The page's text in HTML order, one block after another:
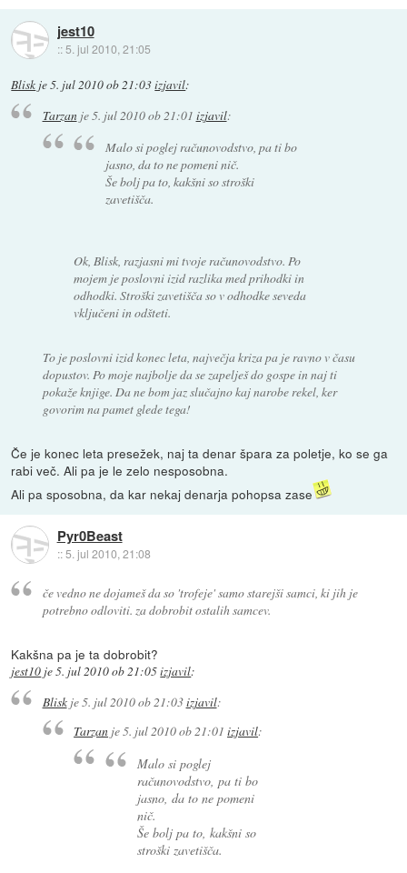
jest10
:: 5. jul 2010, 21:05
Blisk je5. jul 2010 ob 21:03izjavil:
Tarzanje5. jul 2010 ob 21:01 izjavil:
Malo si poglej računovodstvo, pa ti bo
jasno, da to ne pomeni nič.
Še bolj pa to, kakšni so stroški
zavetišča.
Ok, Blisk, razjasni mi tvoje računovodstvo. Po
mojem je poslovni izid razlika med prihodki in
odhodki. Stroški zavetišča so v odhodke seveda
vključeni in odšteti.
To je poslovni izid konec leta, največja kriza pa je ravno v času
dopustov. Po moje najbolje da se zapelješ do gospe in naj ti
pokaže knjige. Da ne bom jaz slučajno kaj narobe rekel, ker
govorim na pamet glede tega!
Če je konec leta presežek, naj ta denar špara za poletje, ko se ga
rabi več. Ali pa je le zelo nesposobna.
Ali pa sposobna, da kar nekaj denarja pohopsa zase
Pyr0Beast
::5. jul 2010, 21:08
če vedno ne dojameš da so 'trofeje' samo starejši samci, ki jih je
potrebno odloviti. za dobrobit ostalih samcev.
Kakšna pa je ta dobrobit?
jest10 je5. jul 2010 ob 21:05izjavil:
Bliskje5. jul 2010 ob 21:03izjavil:
Tarzan je5. jul 2010 ob 21:01 izjavil:
Malo si poglej
računovodstvo, pa ti bo
jasno, da to ne pomeni
nič.
Še bolj pa to, kakšni so
stroški zavetišča.